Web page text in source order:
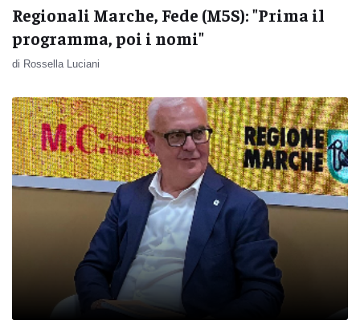
Regionali Marche, Fede (M5S): "Prima il
programma, poi i nomi"
di Rossella Luciani